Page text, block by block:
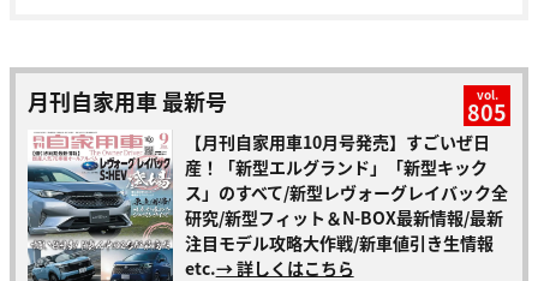
月刊自家用車 最新号 vol.
805
【月刊自家用車10月号発売】すごいぜ日
産！「新型エルグランド」「新型キック
ス」のすべて/新型レヴォーグレイバック全
研究/新型フィット＆N-BOX最新情報/最新
注目モデル攻略大作戦/新車値引き生情報
etc.→ 詳しくはこちら